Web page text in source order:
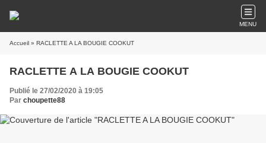
MENU
Accueil » RACLETTE A LA BOUGIE COOKUT
RACLETTE A LA BOUGIE COOKUT
Publié le 27/02/2020 à 19:05
Par choupette88